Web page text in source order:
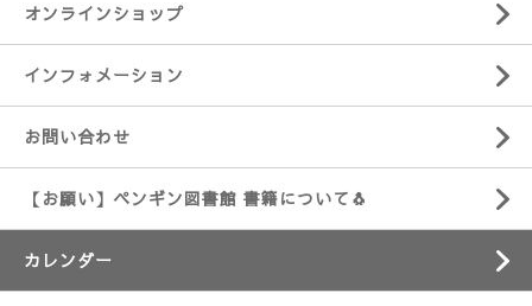
オンラインショップ
インフォメーション
お問い合わせ
【お願い】ペンギン図書館 書籍について🐧
カレンダー